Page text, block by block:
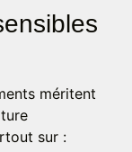
méritent
sur :